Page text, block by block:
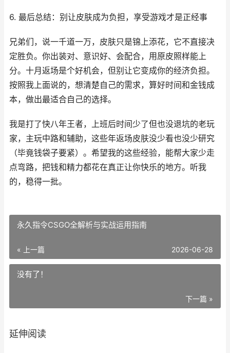
6. 最后总结：别让皮肤成为负担，享受游戏才是正经事
兄弟们，说一千道一万，皮肤只是锦上添花，它不直接决
定胜负。你出装对、意识好、会配合，用原皮照样能上
分。十月返场是个好机会，但别让它变成你的经济负担。
按照我上面说的，想清楚自己的需求，算好时间和金钱成
本，做出最适合自己的选择。
我是打了快八年王者，上班后时间少了但也没退坑的老玩
家，主玩中路和辅助，这些年返场皮肤没少看也没少研究
（毕竟钱袋子要紧）。希望我的这些经验，能帮大家少走
点弯路，把钱和精力都花在真正让你快乐的地方。听我
的，稳得一批。
永久指令CSGO全解析与实战运用指南
« 上一篇 2026-06-28
没有了！
下一篇 »
延伸阅读